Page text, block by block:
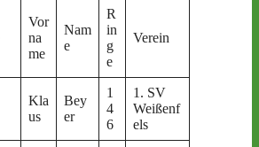
Vor
na
me
Nam
e
R
in
g
e
Verein
Kla
us
Bey
er
1
4
6
1. SV
Weißenf
els